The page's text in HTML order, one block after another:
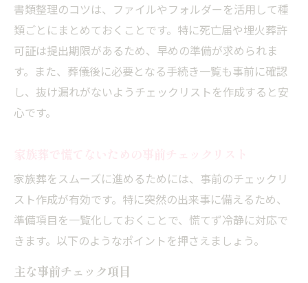
書類整理のコツは、ファイルやフォルダーを活用して種
類ごとにまとめておくことです。特に死亡届や埋火葬許
可証は提出期限があるため、早めの準備が求められま
す。また、葬儀後に必要となる手続き一覧も事前に確認
し、抜け漏れがないようチェックリストを作成すると安
心です。
家族葬をスムーズに進めるためには、事前のチェックリ
スト作成が有効です。特に突然の出来事に備えるため、
準備項目を一覧化しておくことで、慌てず冷静に対応で
きます。以下のようなポイントを押さえましょう。
主な事前チェック項目